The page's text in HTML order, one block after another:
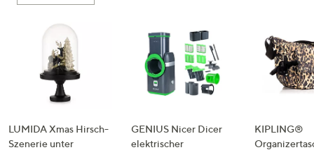
LUMIDA Xmas Hirsch-
Szenerie unter
GENIUS Nicer Dicer
elektrischer
KIPLING®